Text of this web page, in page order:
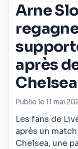
Arne
après
Chelsea
Publie le 11 mai
Les fans de
après un
Chelsea, une